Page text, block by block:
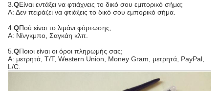
3. QΕίναι εντάξει να φτιάχνεις το δικό σου εμπορικό σήμα;
Α: Δεν πειράζει να φτιάξεις το δικό σου εμπορικό σήμα.
4. QΠού είναι το λιμάνι φόρτωσης;
Α: Νίνγκμπο, Σαγκάη κλπ.
5. QΠοιοι είναι οι όροι πληρωμής σας;
Α: μετρητά, T/T, Western Union, Money Gram, μετρητά, PayPal,
L/C.